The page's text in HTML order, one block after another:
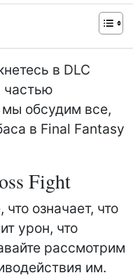
в DLC
частью
обсудим все,
в Final Fantasy
Fight
означает, что
урон, что
рассмотрим
им.